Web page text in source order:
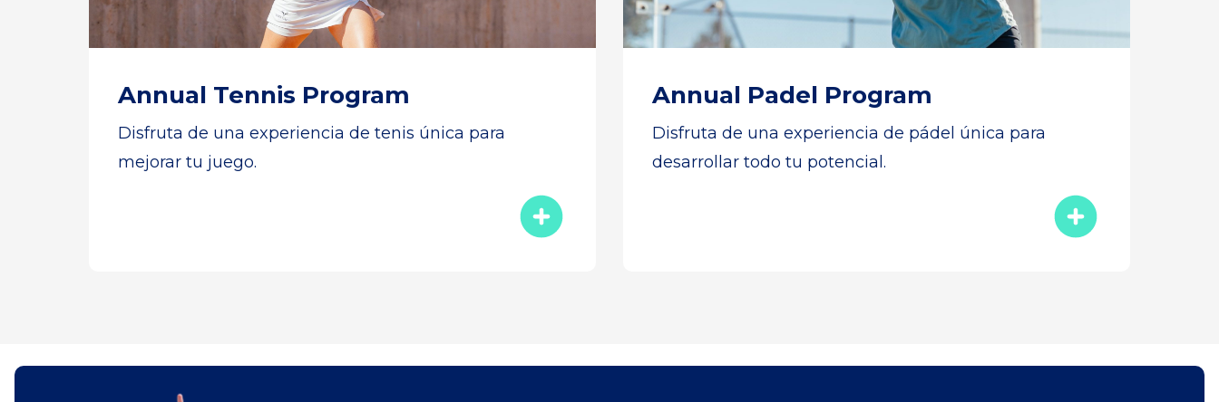
Annual Tennis Program
Disfruta de una experiencia de tenis única para
mejorar tu juego.
Annual Padel Program
Disfruta de una experiencia de pádel única para
desarrollar todo tu potencial.